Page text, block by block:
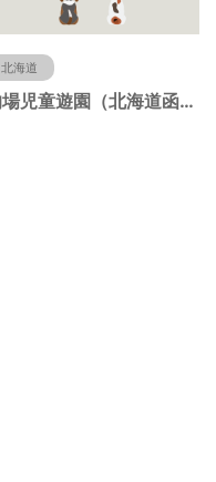
北海道
的場児童遊園（北海道函館市）